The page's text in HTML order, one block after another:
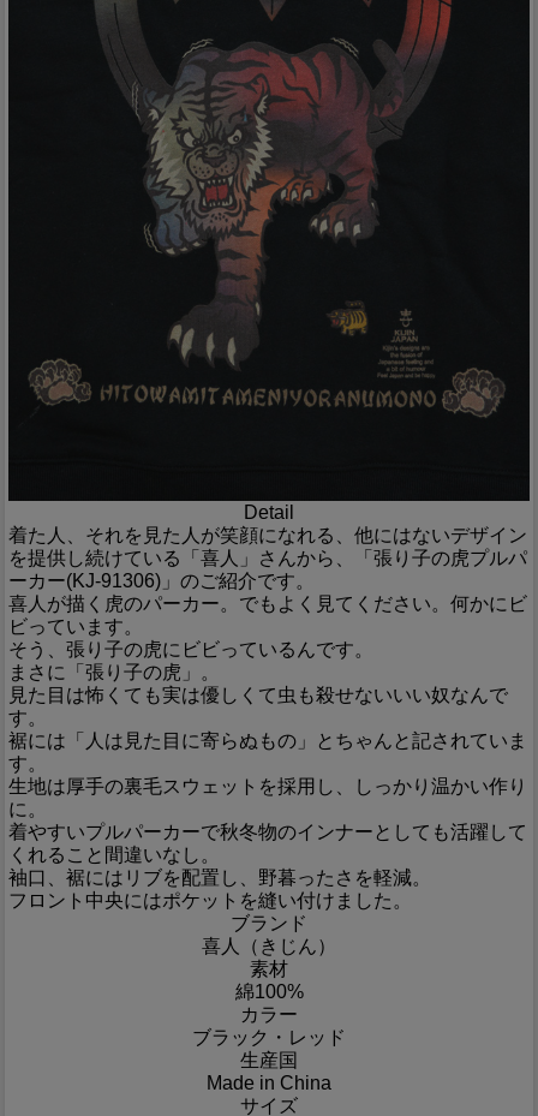
Detail
着た人、それを見た人が笑顔になれる、他にはないデザイン
を提供し続けている「喜人」さんから、「張り子の虎プルパ
ーカー(KJ-91306)」のご紹介です。
喜人が描く虎のパーカー。でもよく見てください。何かにビ
ビっています。
そう、張り子の虎にビビっているんです。
まさに「張り子の虎」。
見た目は怖くても実は優しくて虫も殺せないいい奴なんで
す。
裾には「人は見た目に寄らぬもの」とちゃんと記されていま
す。
生地は厚手の裏毛スウェットを採用し、しっかり温かい作り
に。
着やすいプルパーカーで秋冬物のインナーとしても活躍して
くれること間違いなし。
袖口、裾にはリブを配置し、野暮ったさを軽減。
フロント中央にはポケットを縫い付けました。
ブランド
喜人（きじん）
素材
綿100%
カラー
ブラック・レッド
生産国
Made in China
サイズ